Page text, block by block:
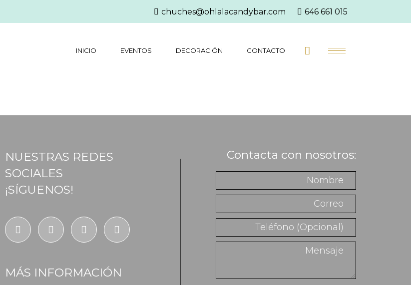
chuches@ohlalacandybar.com 646 661 015
INICIO EVENTOS DECORACIÓN CONTACTO
NUESTRAS REDES
SOCIALES
¡SÍGUENOS!
MÁS INFORMACIÓN
Contacta con nosotros: